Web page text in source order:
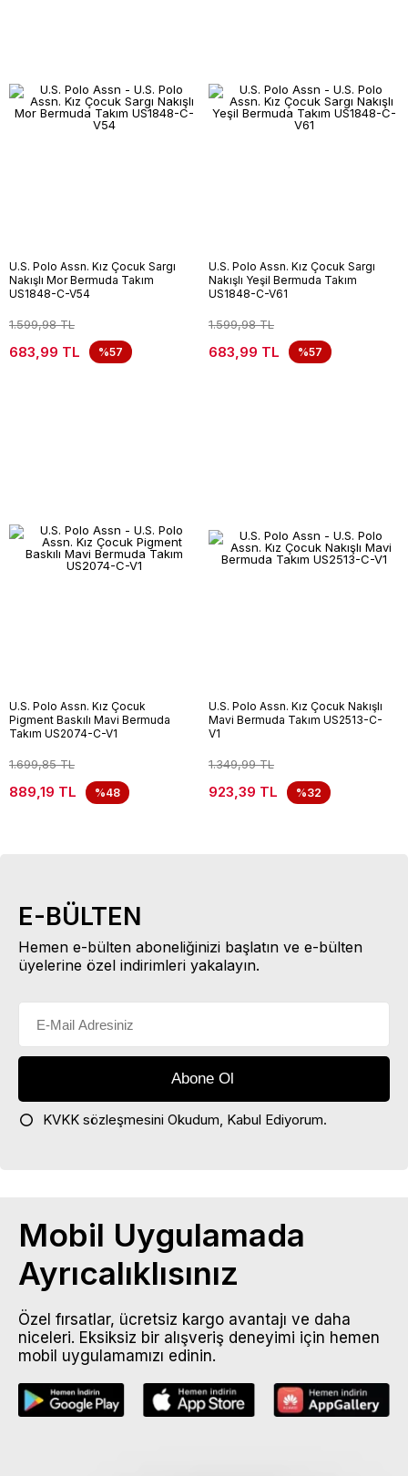
U.S. Polo Assn. Kız Çocuk Sargı
Nakışlı Mor Bermuda Takım
US1848-C-V54
1.599,98 TL
683,99 TL %57
U.S. Polo Assn. Kız Çocuk Sargı
Nakışlı Yeşil Bermuda Takım
US1848-C-V61
1.599,98 TL
683,99 TL %57
U.S. Polo Assn. Kız Çocuk
Pigment Baskılı Mavi Bermuda
Takım US2074-C-V1
1.699,85 TL
889,19 TL %48
U.S. Polo Assn. Kız Çocuk Nakışlı
Mavi Bermuda Takım US2513-C-
V1
1.349,99 TL
923,39 TL %32
E-BÜLTEN
Hemen e-bülten aboneliğinizi başlatın ve e-bülten
üyelerine özel indirimleri yakalayın.
KVKK sözleşmesini Okudum, Kabul Ediyorum.
Mobil Uygulamada
Ayrıcalıklısınız
Özel fırsatlar, ücretsiz kargo avantajı ve daha
niceleri. Eksiksiz bir alışveriş deneyimi için hemen
mobil uygulamamızı edinin.